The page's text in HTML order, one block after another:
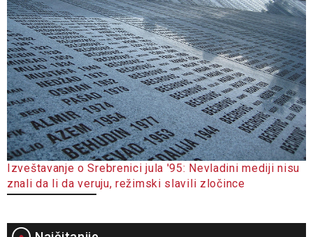
Izveštavanje o Srebrenici jula '95: Nevladini mediji nisu
znali da li da veruju, režimski slavili zločince